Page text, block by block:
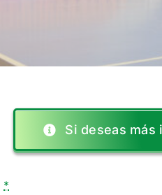
Si deseas
*